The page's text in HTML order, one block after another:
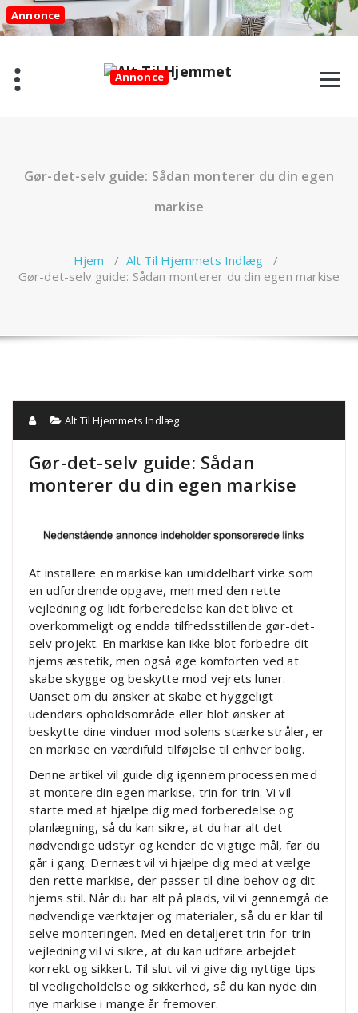
Videre
til
indhold
Annonce
Annonce
Gør-det-selv guide: Sådan monterer du din egen
markise
Hjem / Alt Til Hjemmets Indlæg /
Gør-det-selv guide: Sådan monterer du din egen markise
Alt Til Hjemmets Indlæg
Gør-det-selv guide: Sådan
monterer du din egen markise
At installere en markise kan umiddelbart virke som
en udfordrende opgave, men med den rette
vejledning og lidt forberedelse kan det blive et
overkommeligt og endda tilfredsstillende gør-det-
selv projekt. En markise kan ikke blot forbedre dit
hjems æstetik, men også øge komforten ved at
skabe skygge og beskytte mod vejrets luner.
Uanset om du ønsker at skabe et hyggeligt
udendørs opholdsområde eller blot ønsker at
beskytte dine vinduer mod solens stærke stråler, er
en markise en værdifuld tilføjelse til enhver bolig.
Denne artikel vil guide dig igennem processen med
at montere din egen markise, trin for trin. Vi vil
starte med at hjælpe dig med forberedelse og
planlægning, så du kan sikre, at du har alt det
nødvendige udstyr og kender de vigtige mål, før du
går i gang. Dernæst vil vi hjælpe dig med at vælge
den rette markise, der passer til dine behov og dit
hjems stil. Når du har alt på plads, vil vi gennemgå de
nødvendige værktøjer og materialer, så du er klar til
selve monteringen. Med en detaljeret trin-for-trin
vejledning vil vi sikre, at du kan udføre arbejdet
korrekt og sikkert. Til slut vil vi give dig nyttige tips
til vedligeholdelse og sikkerhed, så du kan nyde din
nye markise i mange år fremover.